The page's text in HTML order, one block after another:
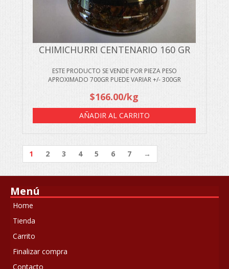
CHIMICHURRI CENTENARIO 160 GR
ESTE PRODUCTO SE VENDE POR PIEZA PESO
APROXIMADO 700GR PUEDE VARIAR +/- 300GR
$166.00/kg
AÑADIR AL CARRITO
1 2 3 4 5 6 7 →
Menú
Home
Tienda
Carrito
Finalizar compra
Contacto